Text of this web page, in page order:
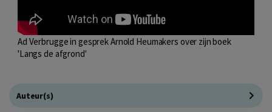
Ad Verbrugge in gesprek Arnold Heumakers over zijn boek
'Langs de afgrond'
Auteur(s)